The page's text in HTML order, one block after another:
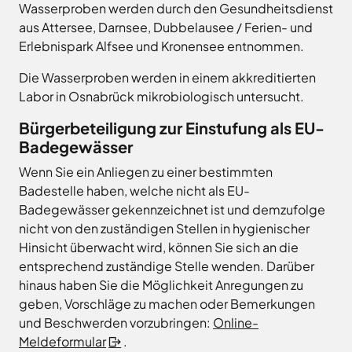
Wasserproben werden durch den Gesundheitsdienst
aus Attersee, Darnsee, Dubbelausee / Ferien- und
Erlebnispark Alfsee und Kronensee entnommen.
Die Wasserproben werden in einem akkreditierten
Labor in Osnabrück mikrobiologisch untersucht.
Bürgerbeteiligung zur Einstufung als EU-
Badegewässer
Wenn Sie ein Anliegen zu einer bestimmten
Badestelle haben, welche nicht als EU-
Badegewässer gekennzeichnet ist und demzufolge
nicht von den zuständigen Stellen in hygienischer
Hinsicht überwacht wird, können Sie sich an die
entsprechend zuständige Stelle wenden. Darüber
hinaus haben Sie die Möglichkeit Anregungen zu
geben, Vorschläge zu machen oder Bemerkungen
und Beschwerden vorzubringen: Online-
Meldeformular
.
Land
Wirtschaftsförderungsgesellschaft
Osnabrücker
Land
Hagen
Hasbergen
Hilter
Melle
Neuenkirchen
Osnabrück
Ostercappeln
Wallenhorst